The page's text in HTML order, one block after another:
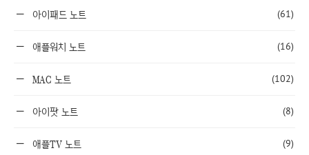
아이패드 노트 (61)
애플워치 노트 (16)
MAC 노트 (102)
아이팟 노트 (8)
애플TV 노트 (9)